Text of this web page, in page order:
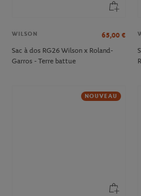
WILSON 65,00 €
Sac à dos RG26 Wilson x Roland-
Garros - Terre battue
NOUVEAU